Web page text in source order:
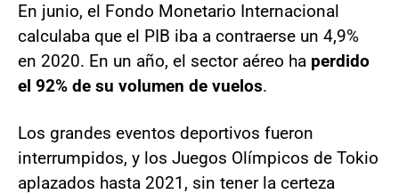
En junio, el Fondo Monetario Internacional
calculaba que el PIB iba a contraerse un 4,9%
en 2020. En un año, el sector aéreo ha perdido
el 92% de su volumen de vuelos.
Los grandes eventos deportivos fueron
interrumpidos, y los Juegos Olímpicos de Tokio
aplazados hasta 2021, sin tener la certeza